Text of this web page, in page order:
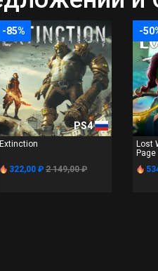
-85%
PS4
Extinction
322,00 ₽ 2 149,00 ₽
-
Lost
Page